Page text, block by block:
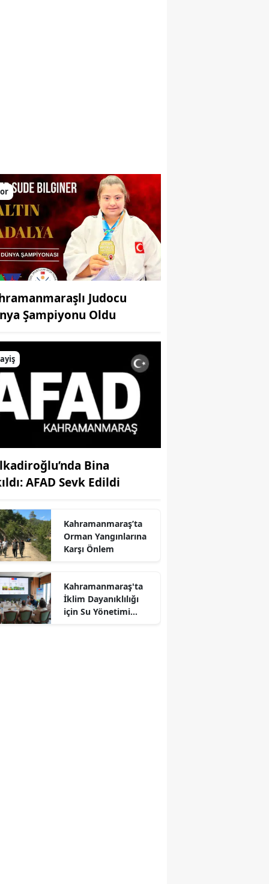
yükseltiyor
Judocu
Şampiyonu Oldu
Bina
AFAD Sevk Edildi
Kahramanmaraş’ta
Orman Yangınlarına
Karşı Önlem
Kahramanmaraş'ta
İklim Dayanıklılığı
için Su Yönetimi